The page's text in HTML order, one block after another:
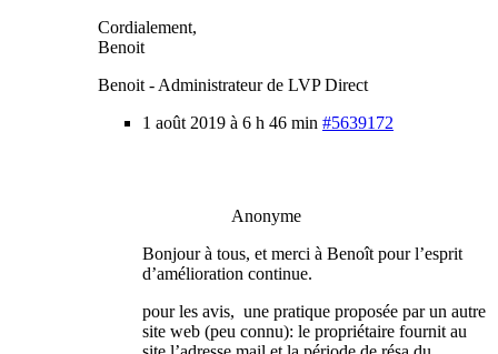
Cordialement,
Benoit
Benoit - Administrateur de LVP Direct
1 août 2019 à 6 h 46 min #5639172
Anonyme
Bonjour à tous, et merci à Benoît pour l’esprit
d’amélioration continue.
pour les avis, une pratique proposée par un autre
site web (peu connu): le propriétaire fournit au